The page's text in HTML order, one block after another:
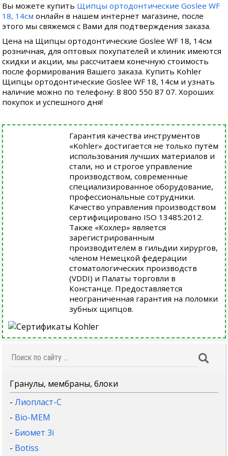
Вы можете купить Щипцы ортодонтические Goslee WF
18, 14см онлайн в нашем интернет магазине, после
этого мы свяжемся с Вами для подтверждения заказа.
Цена на Щипцы ортодонтические Goslee WF 18, 14см
розничная, для оптовых покупателей и клиник имеются
скидки и акции, мы рассчитаем конечную стоимость
после формирования Вашего заказа. Купить Kohler
Щипцы ортодонтические Goslee WF 18, 14см и узнать
наличие можно по телефону: 8 800 550 87 07. Хороших
покупок и успешного дня!
Гарантия качества инструментов
«Kohler» достигается не только путём
использования лучших материалов и
стали, но и строгое управление
производством, современные
специализированное оборудование,
профессиональные сотрудники.
Качество управления производством
сертифицировано ISO 13485:2012.
Также «Кохлер» является
зарегистрированным
производителем в гильдии хирургов,
членом Немецкой федерации
стоматологических производств
(VDDI) и Палаты торговли в
Констанце. Предоставляется
неограниченная гарантия на поломки
зубных щипцов.
Гранулы, мембраны, блоки
-Лиопласт-С
- Bio-MEM
- Биомет 3i
- Botiss